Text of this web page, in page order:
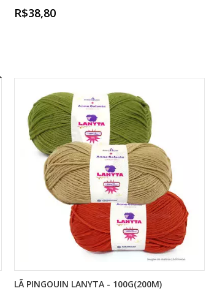
R$38,80
LÃ PINGOUIN LANYTA - 100G(200M)